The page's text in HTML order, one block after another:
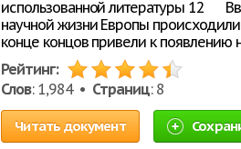
использованной литературы 12
научной жизни Европы
конце концов привели к появлению
Рейтинг:
Слов: 1,984 • Страниц: 8
Читать документ